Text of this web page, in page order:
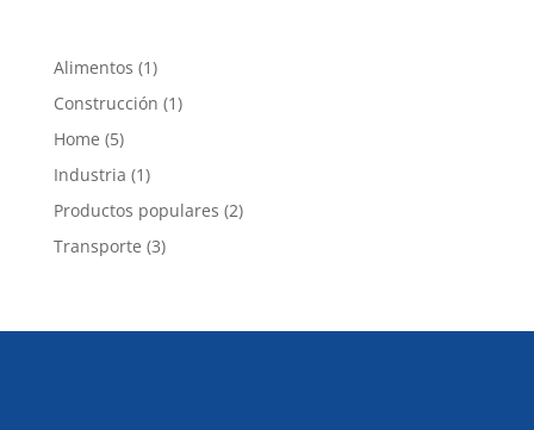
Alimentos 11
producto
Construcción 11
Home 55
productos
Industria 11
producto
Productos populares 22
Transporte 33